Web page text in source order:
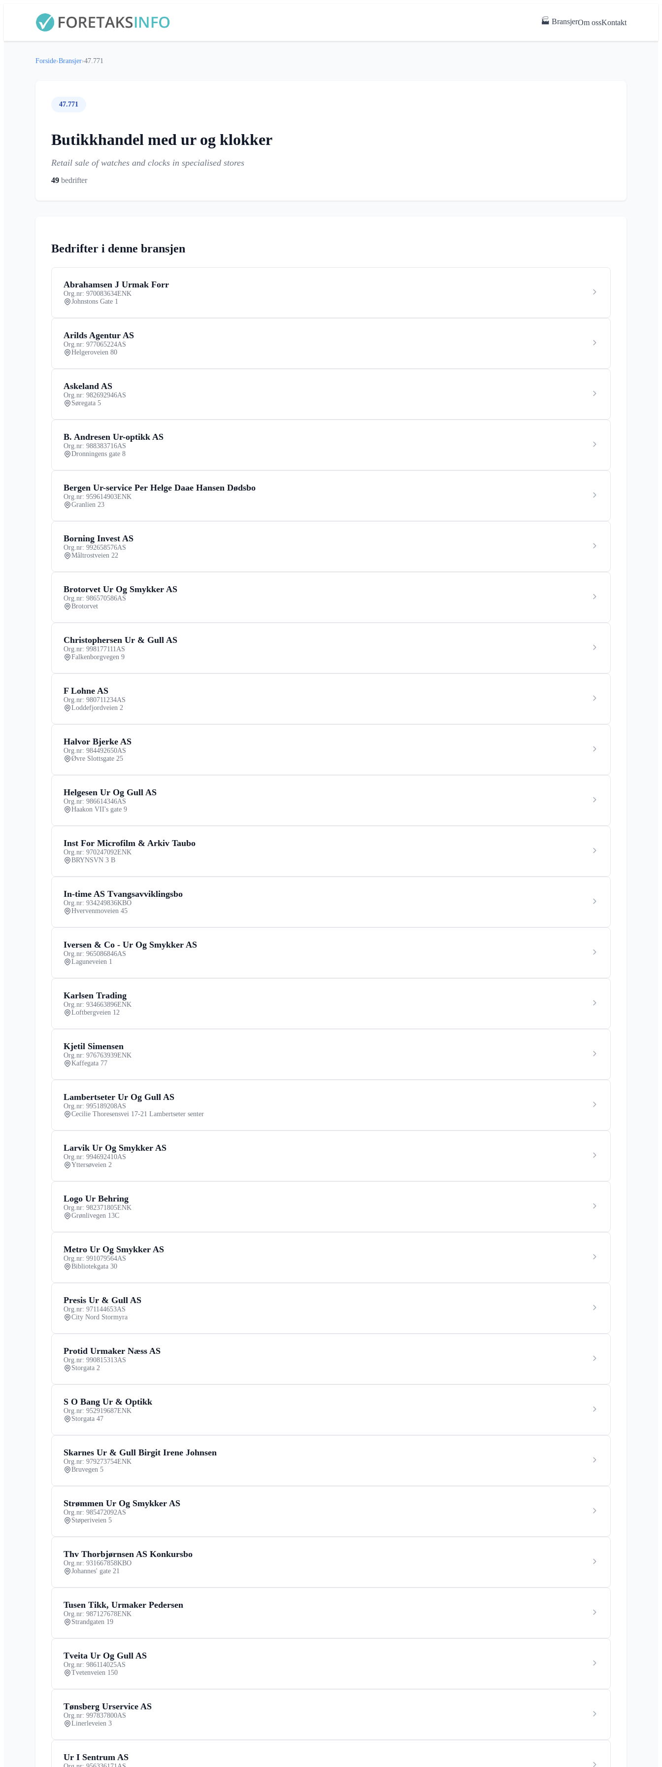
🏭 BransjerOm ossKontakt
Forside›Bransjer›47.771
47.771
Butikkhandel med ur og klokker
Retail sale of watches and clocks in specialised stores
49 bedrifter
Bedrifter i denne bransjen
Abrahamsen J Urmak Forr
Org.nr: 970083634ENK
Johnstons Gate 1
Arilds Agentur AS
Org.nr: 977065224AS
Helgeroveien 80
Askeland AS
Org.nr: 982692946AS
Søregata 5
B. Andresen Ur-optikk AS
Org.nr: 988383716AS
Dronningens gate 8
Bergen Ur-service Per Helge Daae Hansen Dødsbo
Org.nr: 959614903ENK
Granlien 23
Borning Invest AS
Org.nr: 992658576AS
Måltrostveien 22
Brotorvet Ur Og Smykker AS
Org.nr: 986570586AS
Brotorvet
Christophersen Ur & Gull AS
Org.nr: 998177111AS
Falkenborgvegen 9
F Lohne AS
Org.nr: 980711234AS
Loddefjordveien 2
Halvor Bjerke AS
Org.nr: 984492650AS
Øvre Slottsgate 25
Helgesen Ur Og Gull AS
Org.nr: 986614346AS
Haakon VII's gate 9
Inst For Microfilm & Arkiv Taubo
Org.nr: 970247092ENK
BRYNSVN 3 B
In-time AS Tvangsavviklingsbo
Org.nr: 934249836KBO
Hvervenmoveien 45
Iversen & Co - Ur Og Smykker AS
Org.nr: 965086846AS
Laguneveien 1
Karlsen Trading
Org.nr: 934663896ENK
Loftbergveien 12
Kjetil Simensen
Org.nr: 976763939ENK
Kaffegata 77
Lambertseter Ur Og Gull AS
Org.nr: 995189208AS
Cecilie Thoresensvei 17-21 Lambertseter senter
Larvik Ur Og Smykker AS
Org.nr: 994692410AS
Yttersøveien 2
Logo Ur Behring
Org.nr: 982371805ENK
Grønlivegen 13C
Metro Ur Og Smykker AS
Org.nr: 991079564AS
Bibliotekgata 30
Presis Ur & Gull AS
Org.nr: 971144653AS
City Nord Stormyra
Protid Urmaker Næss AS
Org.nr: 990815313AS
Storgata 2
S O Bang Ur & Optikk
Org.nr: 952919687ENK
Storgata 47
Skarnes Ur & Gull Birgit Irene Johnsen
Org.nr: 979273754ENK
Bruvegen 5
Strømmen Ur Og Smykker AS
Org.nr: 985472092AS
Støperiveien 5
Thv Thorbjørnsen AS Konkursbo
Org.nr: 931667858KBO
Johannes' gate 21
Tusen Tikk, Urmaker Pedersen
Org.nr: 987127678ENK
Strandgaten 19
Tveita Ur Og Gull AS
Org.nr: 986114025AS
Tvetenveien 150
Tønsberg Urservice AS
Org.nr: 997837800AS
Linerleveien 3
Ur I Sentrum AS